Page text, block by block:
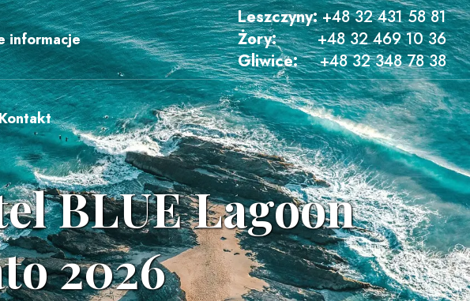
informacje
Leszczyny:+48 32 431 58 81
Żory:
+48 32 469 10 36
Gliwice:
+48 32 348 78 38
BLUE Lagoon
2026